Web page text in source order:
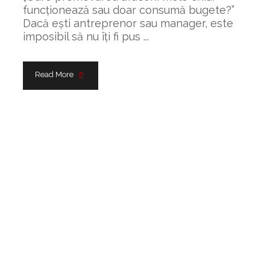
funcționează sau doar consumă bugete?”
Dacă ești antreprenor sau manager, este
imposibil să nu îți fi pus ...
Read More